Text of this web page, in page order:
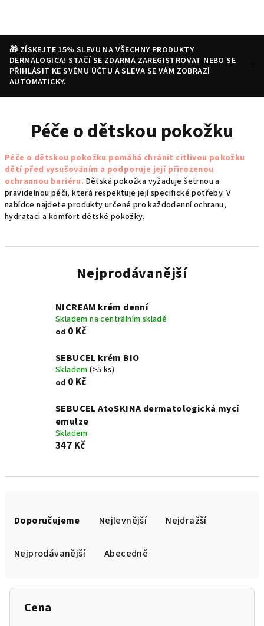
🎁 ZÍSKEJTE 15% SLEVU NA VŠECHNY PRODUKTY
DERMALOGICA! STAČÍ SE ZDARMA ZAREGISTROVAT NEBO SE
PŘIHLÁSIT KE SVÉMU ÚČTU A SLEVA SE VÁM ZOBRAZÍ
AUTOMATICKY.
HledatPřihlášeníNákupní
košík
Péče o dětskou pokožku
Péče o dětskou pokožku pomáhá chránit citlivou pokožku
dětí před vysušováním a podporuje její přirozenou
ochrannou bariéru. Dětská pokožka vyžaduje šetrnou a
pravidelnou péči, která respektuje její specifické potřeby. V
nabídce najdete produkty určené pro každodenní ochranu,
hydrataci a komfort dětské pokožky.
Nejprodávanější
NICREAM krém denní
Skladem na centrálním skladě
od 0 Kč
SEBUCEL krém BIO
Skladem(>5 ks)
od 0 Kč
SEBUCEL AtoSKINA dermatologická mycí
emulze
Skladem
347 Kč
Doporučujeme Nejlevnější Nejdražší
Nejprodávanější Abecedně
Cena